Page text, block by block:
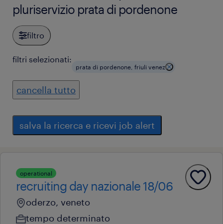
pluriservizio prata di pordenone
filtro
filtri selezionati:
prata di pordenone, friuli venez
cancella tutto
salva la ricerca e ricevi job alert
operational
recruiting day nazionale 18/06
oderzo, veneto
tempo determinato